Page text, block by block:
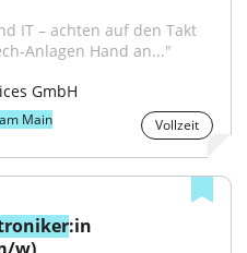
IT – achten auf den Takt
Anlagen Hand an..."
GmbH
Main Vollzeit
:in